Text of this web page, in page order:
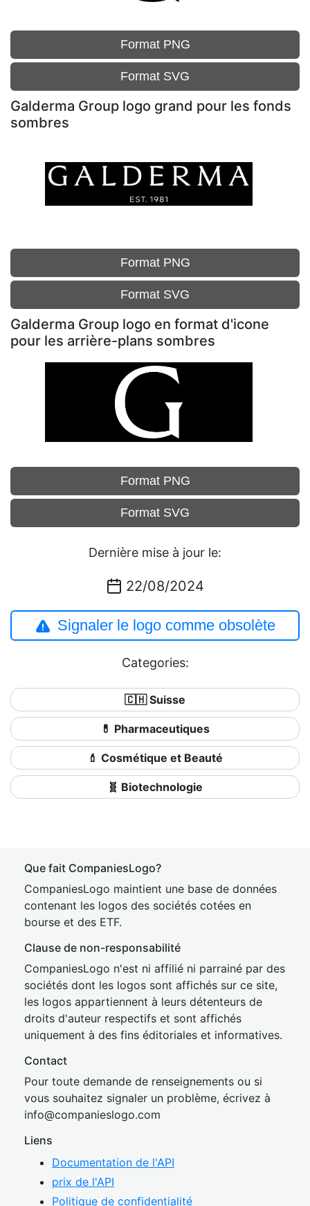
Format PNG
Format SVG
Galderma Group logo grand pour les fonds
sombres
Format PNG
Format SVG
Galderma Group logo en format d'icone
pour les arrière-plans sombres
Format PNG
Format SVG
Dernière mise à jour le:
22/08/2024
Signaler le logo comme obsolète
Categories:
🇨🇭 Suisse
💊 Pharmaceutiques
💄 Cosmétique et Beauté
🧬 Biotechnologie
Que fait CompaniesLogo?
CompaniesLogo maintient une base de données
contenant les logos des sociétés cotées en
bourse et des ETF.
Clause de non-responsabilité
CompaniesLogo n'est ni affilié ni parrainé par des
sociétés dont les logos sont affichés sur ce site,
les logos appartiennent à leurs détenteurs de
droits d'auteur respectifs et sont affichés
uniquement à des fins éditoriales et informatives.
Contact
Pour toute demande de renseignements ou si
vous souhaitez signaler un problème, écrivez à
info@companieslogo.com
Liens
Documentation de l'API
prix de l'API
Politique de confidentialité